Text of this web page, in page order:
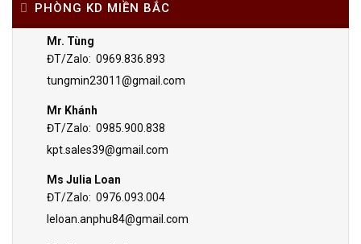
PHÒNG KD MIỀN BẮC
Mr. Tùng
ĐT/Zalo: 0969.836.893
tungmin23011@gmail.com
Mr Khánh
ĐT/Zalo: 0985.900.838
kpt.sales39@gmail.com
Ms Julia Loan
ĐT/Zalo: 0976.093.004
leloan.anphu84@gmail.com